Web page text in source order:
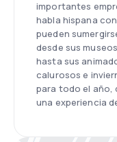
importantes
habla hispana
pueden
desde sus
hasta sus
calurosos e
para todo el año,
una experiencia